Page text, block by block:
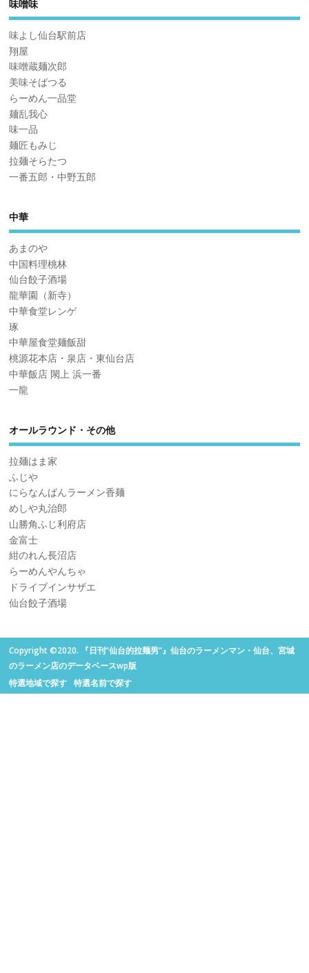
味噌味
味よし仙台駅前店
翔屋
味噌蔵麺次郎
美味そばつる
らーめん一品堂
麺乱我心
味一品
麺匠もみじ
拉麺そらたつ
一番五郎・中野五郎
中華
あまのや
中国料理桃林
仙台餃子酒場
龍華園（新寺）
中華食堂レンゲ
琢
中華屋食堂麺飯甜
桃源花本店・泉店・東仙台店
中華飯店 閖上 浜一番
一龍
オールラウンド・その他
拉麺はま家
ふじや
にらなんばんラーメン香麺
めしや丸治郎
山勝角ふじ利府店
金富士
紺のれん長沼店
らーめんやんちゃ
ドライブインサザエ
仙台餃子酒場
Copyright ©2020. 『日刊“仙台的拉麺男”』仙台のラーメンマン・仙台、宮城
のラーメン店のデータベースwp版
特選地域で探す
特選名前で探す